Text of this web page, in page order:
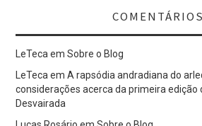
COMENTÁRIOS
LeTecaemSobre o Blog
LeTecaemA rapsódia andradiana do
considerações acerca da primeira edição
Desvairada